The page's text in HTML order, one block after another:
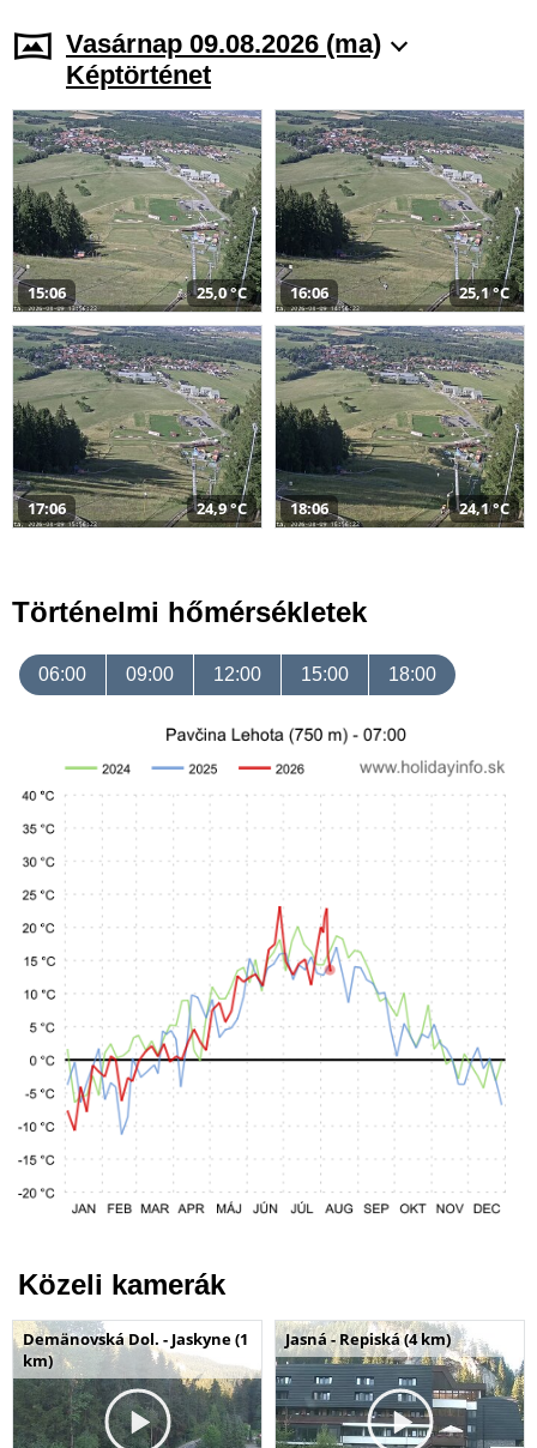
Vasárnap 09.08.2026 (ma)
Képtörténet
15:06 25,0 °C 16:06 25,1 °C
17:06 24,9 °C 18:06 24,1 °C
Történelmi hőmérsékletek
06:00 09:00 12:00 15:00 18:00
Közeli kamerák
Demänovská Dol. - Jaskyne (1
km)
Jasná - Repiská (4 km)